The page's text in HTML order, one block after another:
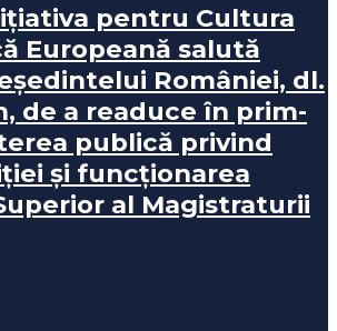
pentru Cultura
Europeană salută
României, dl.
de a readuce în prim-
publică privind
și funcționarea
al Magistraturii